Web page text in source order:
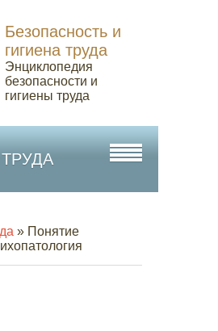
Безопасность и
гигиена труда
Энциклопедия
безопасности и
гигиены труда
» Понятие